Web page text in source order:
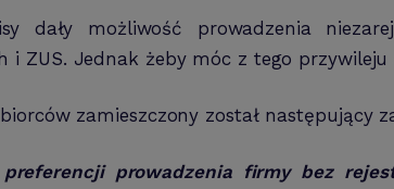
dały możliwość prowadzenia
ZUS. Jednak żeby móc z tego
zamieszczony został następujący
prowadzenia firmy bez